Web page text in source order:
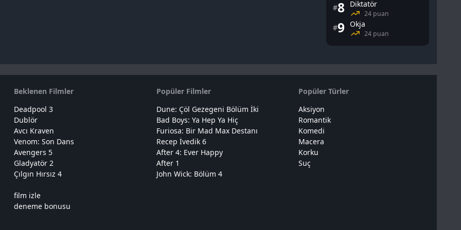
#8 Diktatör
24 puan
#9 Okja
24 puan
Beklenen Filmler
Deadpool 3
Dublör
Avcı Kraven
Venom: Son Dans
Avengers 5
Gladyatör 2
Çılgın Hırsız 4
Popüler Filmler
Dune: Çöl Gezegeni Bölüm İki
Bad Boys: Ya Hep Ya Hiç
Furiosa: Bir Mad Max Destanı
Recep İvedik 6
After 4: Ever Happy
After 1
John Wick: Bölüm 4
Popüler Türler
Aksiyon
Romantik
Komedi
Macera
Korku
Suç
film izle
deneme bonusu